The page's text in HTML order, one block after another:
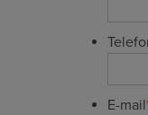
E-mail